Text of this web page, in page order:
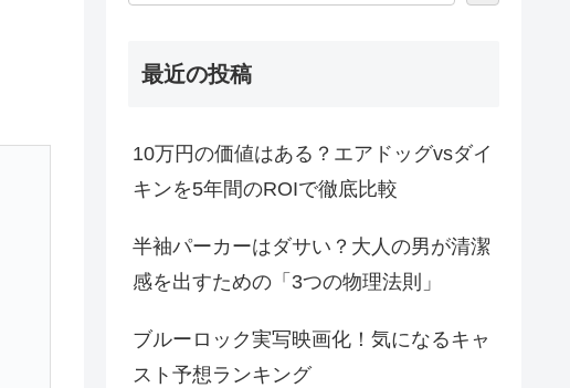
最近の投稿
10万円の価値はある？エアドッグvsダイ
キンを5年間のROIで徹底比較
半袖パーカーはダサい？大人の男が清潔
感を出すための「3つの物理法則」
ブルーロック実写映画化！気になるキャ
スト予想ランキング